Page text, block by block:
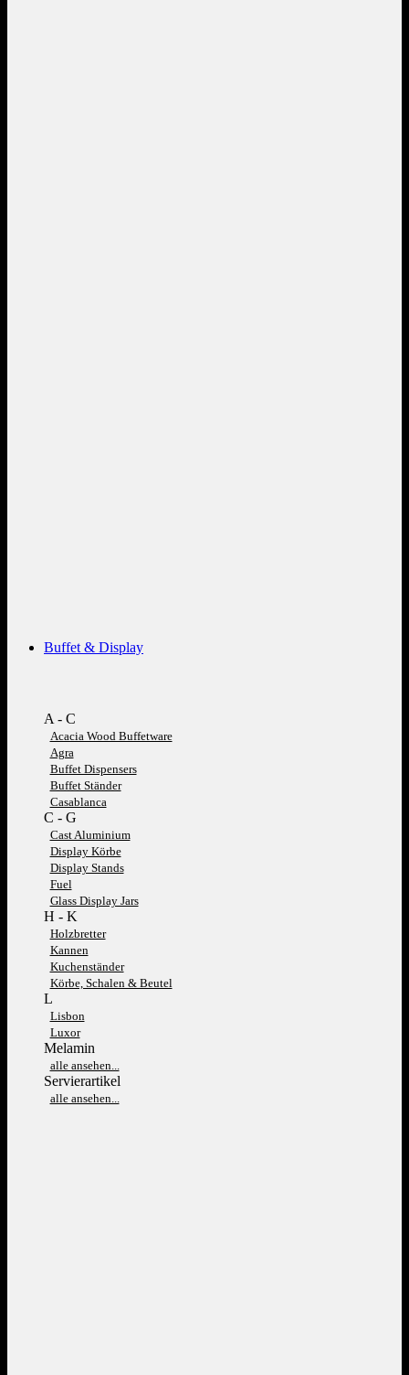
Buffet & Display
A - C
Acacia Wood Buffetware
Agra
Buffet Dispensers
Buffet Ständer
Casablanca
C - G
Cast Aluminium
Display Körbe
Display Stands
Fuel
Glass Display Jars
H - K
Holzbretter
Kannen
Kuchenständer
Körbe, Schalen & Beutel
L
Lisbon
Luxor
Melamin
alle ansehen...
Servierartikel
alle ansehen...